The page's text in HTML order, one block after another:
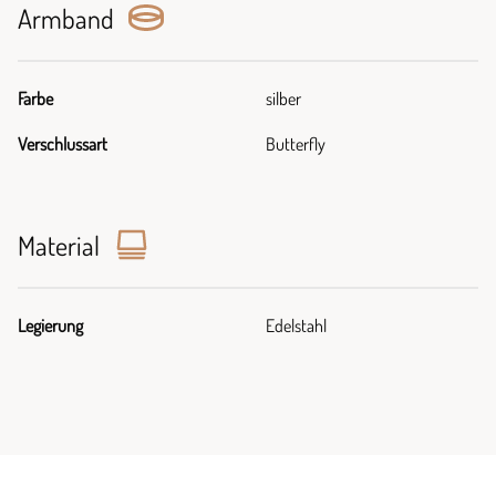
Armband
Farbe silber
Verschlussart Butterfly
Material
Legierung Edelstahl